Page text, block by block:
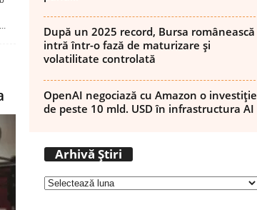
După un 2025 record, Bursa românească
intră într-o fază de maturizare și
volatilitate controlată
OpenAI negociază cu Amazon o investiție
de peste 10 mld. USD în infrastructura AI
Arhivă Știri